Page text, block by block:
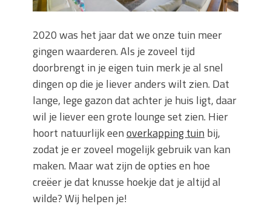
Oma weet raadt bij cementsluier:
natuurlijke oplossingen
2020 was het jaar dat we onze tuin meer
gingen waarderen. Als je zoveel tijd
doorbrengt in je eigen tuin merk je al snel
dingen op die je liever anders wilt zien. Dat
lange, lege gazon dat achter je huis ligt, daar
wil je liever een grote lounge set zien. Hier
hoort natuurlijk eenoverkapping tuin bij,
zodat je er zoveel mogelijk gebruik van kan
maken. Maar wat zijn de opties en hoe
creëer je dat knusse hoekje dat je altijd al
wilde? Wij helpen je!